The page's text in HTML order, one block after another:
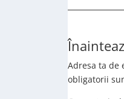
Adresa ta de
obligatorii